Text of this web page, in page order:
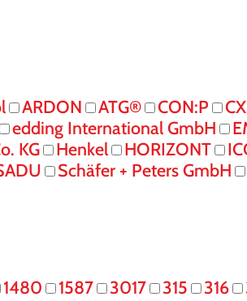
ARDON ATG® CON:P
edding International GmbH
KG
Henkel HORIZONT
Schäfer + Peters GmbH
1480 1587 3017 315 316